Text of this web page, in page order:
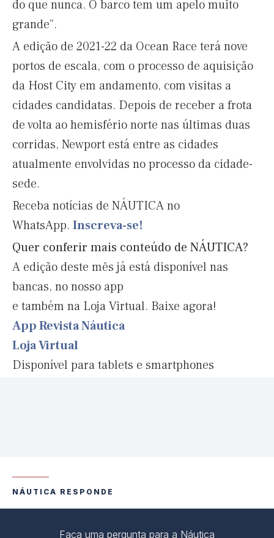
do que nunca. O barco tem um apelo muito
grande”.
A edição de 2021-22 da Ocean Race terá nove
portos de escala, com o processo de aquisição
da Host City em andamento, com visitas a
cidades candidatas. Depois de receber a frota
de volta ao hemisfério norte nas últimas duas
corridas, Newport está entre as cidades
atualmente envolvidas no processo da cidade-
sede.
Receba notícias de NÁUTICA no
WhatsApp. Inscreva-se!
Quer conferir mais conteúdo de NÁUTICA?
A edição deste mês já está disponível nas
bancas, no nosso app
e também na Loja Virtual. Baixe agora!
App Revista Náutica
Loja Virtual
Disponível para tablets e smartphones
NÁUTICA RESPONDE
Faça uma pergunta para a Náutica